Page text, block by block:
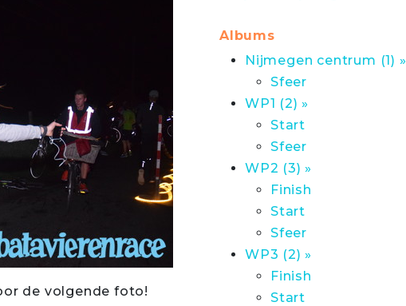
de volgende foto!
Albums
Nijmegen centrum (1) »
Sfeer
WP1 (2) »
Start
Sfeer
WP2 (3) »
Finish
Start
Sfeer
WP3 (2) »
Finish
Start